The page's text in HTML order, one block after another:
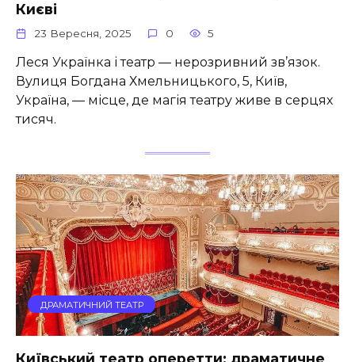
Києві
23 Вересня, 2025 0 5
Леся Українка і театр — нерозривний зв’язок.
Вулиця Богдана Хмельницького, 5, Київ,
Україна, — місце, де магія театру живе в серцях
тисяч.
ДРАМАТИЧНИЙ ТЕАТР
Київський театр оперетти: драматичне